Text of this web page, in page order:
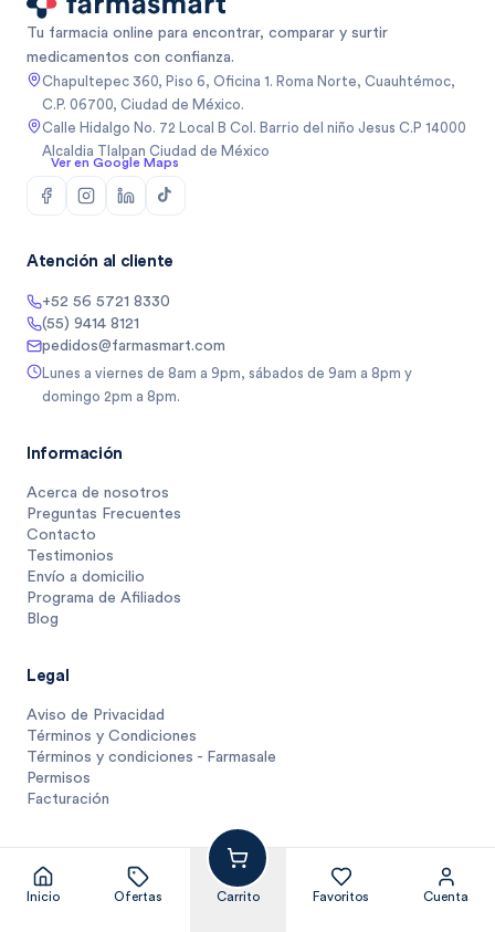
Inicio Ofertas Carrito Favoritos Cuenta
Tu farmacia online para encontrar, comparar y surtir
medicamentos con confianza.
Chapultepec 360, Piso 6, Oficina 1. Roma Norte, Cuauhtémoc,
C.P. 06700, Ciudad de México.
Calle Hidalgo No. 72 Local B Col. Barrio del niño Jesus C.P 14000
Alcaldia Tlalpan Ciudad de México
Ver en Google Maps
Atención al cliente
+52 56 5721 8330
(55) 9414 8121
pedidos@farmasmart.com
Lunes a viernes de 8am a 9pm, sábados de 9am a 8pm y
domingo 2pm a 8pm.
Información
Acerca de nosotros
Preguntas Frecuentes
Contacto
Testimonios
Envío a domicilio
Programa de Afiliados
Blog
Legal
Aviso de Privacidad
Términos y Condiciones
Términos y condiciones - Farmasale
Permisos
Facturación
© Farmasmart 2025 Pagos protegidos y compra segura